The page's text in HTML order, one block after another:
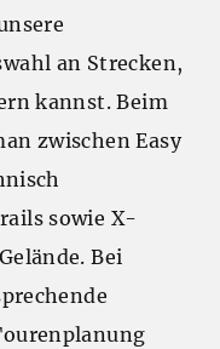
an Strecken,
kannst. Beim
zwischen Easy
sowie X-
Bei